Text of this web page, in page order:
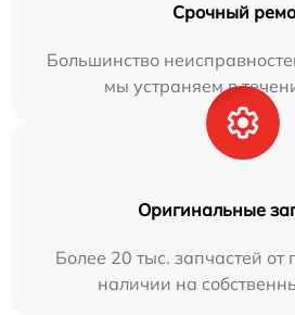
Срочный
Большинство
мы устраняем в
Оригинальные
Более 20 тыс. запчастей от
наличии на